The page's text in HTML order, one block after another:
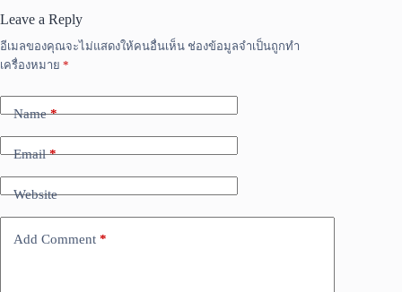
Leave a Reply
อีเมลของคุณจะไม่แสดงให้คนอื่นเห็น ช่องข้อมูลจำเป็นถูกทำ
เครื่องหมาย *
Name*
Email*
Website
Add Comment *